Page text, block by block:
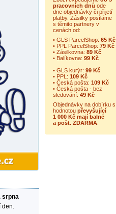
srpna
pracovních dnů ode
dne objednávky či přijetí
platby. Zásilky posíláme
s těmito partnery v
cenách od:
• GLS ParcelShop: 65 Kč
• PPL ParcelShop: 79 Kč
• Zásilkovna: 89 Kč
• Balíkovna: 99 Kč
• GLS kurýr: 99 Kč
• PPL: 109 Kč
• Česká pošta: 109 Kč
• Česká pošta - bez
sledování: 49 Kč
Objednávky na dobírku s
hodnotou převyšující
1 000 Kč mají balné
a pošt. ZDARMA.